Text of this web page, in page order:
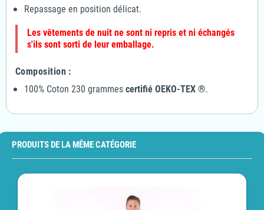
Repassage en position délicat.
Les vêtements de nuit ne sont ni repris et ni échangés
s'ils sont sorti de leur emballage.
Composition :
100% Coton 230 grammes certifié OEKO-TEX ®.
PRODUITS DE LA MÊME CATÉGORIE